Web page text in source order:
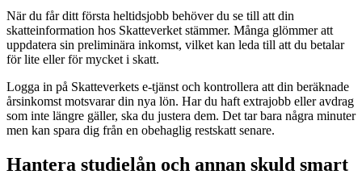
När du får ditt första heltidsjobb behöver du se till att din
skatteinformation hos Skatteverket stämmer. Många glömmer att
uppdatera sin preliminära inkomst, vilket kan leda till att du betalar
för lite eller för mycket i skatt.
Logga in på Skatteverkets e-tjänst och kontrollera att din beräknade
årsinkomst motsvarar din nya lön. Har du haft extrajobb eller avdrag
som inte längre gäller, ska du justera dem. Det tar bara några minuter
men kan spara dig från en obehaglig restskatt senare.
Hantera studielån och annan skuld smart